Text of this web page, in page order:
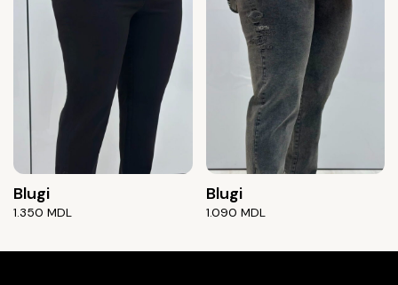
Blugi
1.350 MDL
Blugi
1.090 MDL